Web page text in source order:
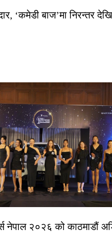
‘कमेडी बाज’मा निरन्तर
नेपाल २०२६ को काठमाडौं